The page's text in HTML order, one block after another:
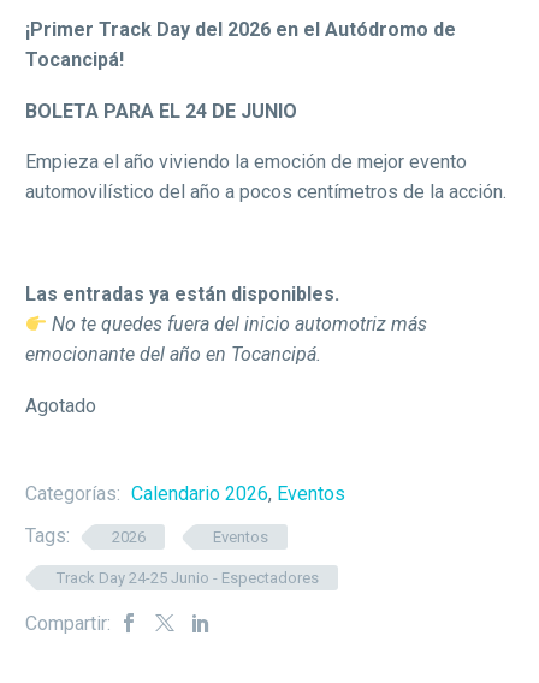
¡Primer Track Day del 2026 en el Autódromo de
Tocancipá!
BOLETA PARA EL 24 DE JUNIO
Empieza el año viviendo la emoción de mejor evento
automovilístico del año a pocos centímetros de la acción.
Las entradas ya están disponibles.
No te quedes fuera del inicio automotriz más
emocionante del año en Tocancipá.
Agotado
Categorías: Calendario 2026, Eventos
Tags:
2026 Eventos
Track Day 24-25 Junio - Espectadores
Compartir: